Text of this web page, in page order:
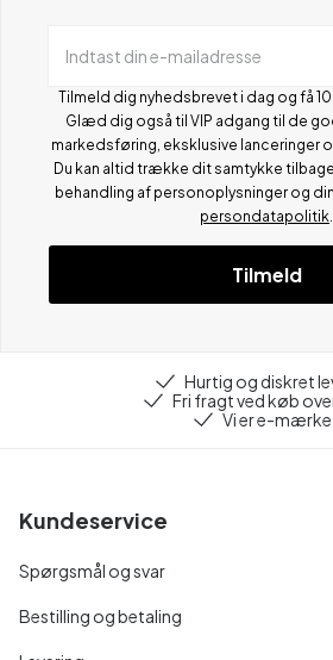
Indtast din e-mailadresse
Tilmeld dig nyhedsbrevet i dag og få
Glæd dig også til VIP adgang til de
markedsføring, eksklusive lanceringer
Du kan altid trække dit samtykke
behandling af personoplysninger og
persondatapolitik
Tilmeld
Hurtig og diskret
Fri fragt ved køb
Vi er e-
Kundeservice
Spørgsmål og svar
Bestilling og betaling